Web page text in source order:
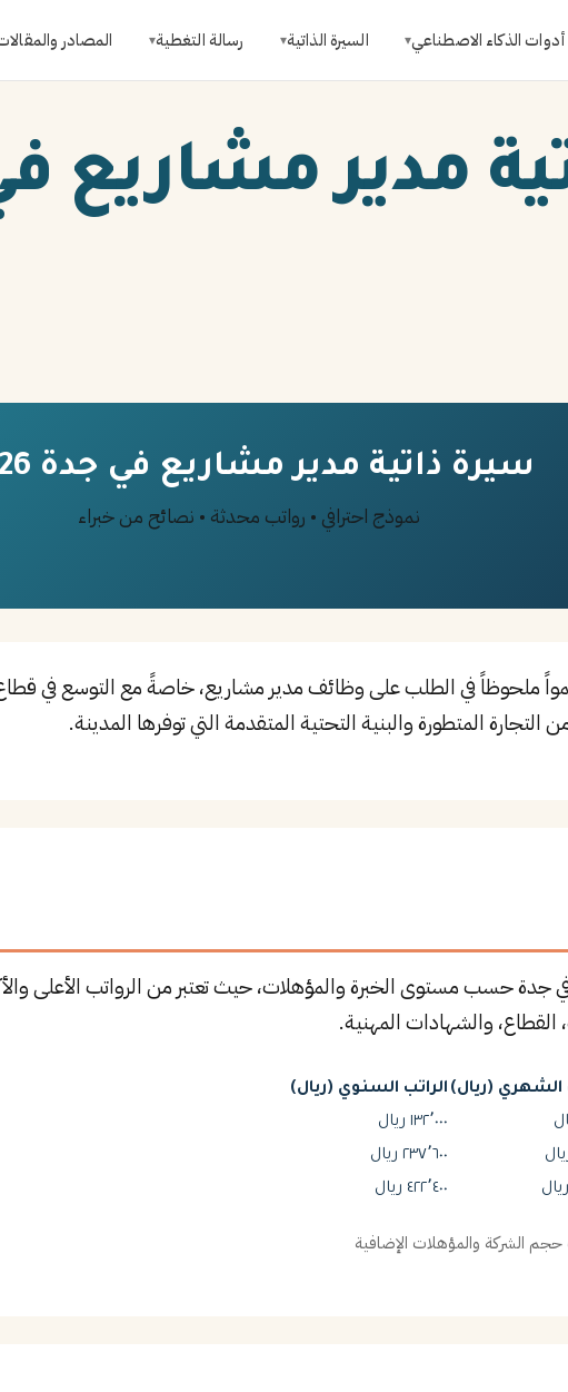
أدوات الذكاء الاصطناعي▾ السيرة الذاتية▾ رسالة التغطية▾ المصادر
مدير مشاريع
سيرة ذاتية مدير مشاريع في جدة 2026
نموذج احترافي • رواتب محدثة • نصائح من خبراء
جدة نمواً ملحوظاً في الطلب على وظائف مدير مشاريع، خاصةً مع التوسع في
المتطورة والبنية التحتية المتقدمة التي توفرها المدينة.
جدة حسب مستوى الخبرة والمؤهلات، حيث تعتبر من الرواتب الأعلى
والشهادات المهنية.
الشهري (ريال) الراتب السنوي (ريال)
١٣٢٬٠٠٠ ريال
٢٣٧٬٦٠٠ ريال
٤٢٢٬٤٠٠ ريال
الشركة والمؤهلات الإضافية